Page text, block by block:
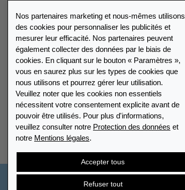
Politique de retour de 30 jours
Cryptage SSL
FAQ
Répertoire des revendeurs
Trouver Leuchtturm
Nos partenaires marketing et nous-mêmes utilisons
des cookies pour personnaliser les publicités et
mesurer leur efficacité. Nos partenaires peuvent
également collecter des données par le biais de
cookies. En cliquant sur le bouton « Paramètres »,
vous en saurez plus sur les types de cookies que
nous utilisons et pourrez gérer leur utilisation.
Veuillez noter que les cookies non essentiels
nécessitent votre consentement explicite avant de
pouvoir être utilisés. Pour plus d'informations,
veuillez consulter notre Protection des données et
notre Mentions légales.
Accepter tous
Refuser tout